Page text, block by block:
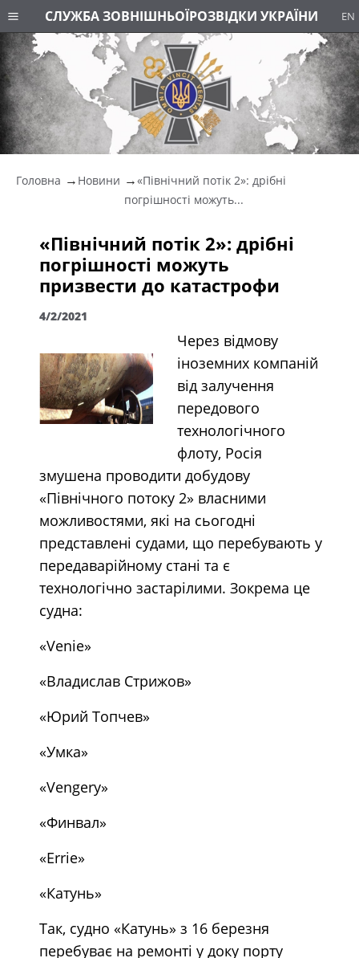
СЛУЖБА ЗОВНІШНЬОЇРОЗВІДКИ УКРАЇНИ EN
Головна Новини
«Північний потік 2»: дрібні
погрішності можуть...
«Північний потік 2»: дрібні
погрішності можуть
призвести до катастрофи
4/2/2021
Через відмову
іноземних компаній
від залучення
передового
технологічного
флоту, Росія
змушена проводити добудову
«Північного потоку 2» власними
можливостями, які на сьогодні
представлені судами, що перебувають у
передаварійному стані та є
технологічно застарілими. Зокрема це
судна:
«Venie»
«Владислав Стрижов»
«Юрий Топчев»
«Умка»
«Vengery»
«Финвал»
«Errie»
«Катунь»
Так, судно «Катунь» з 16 березня
перебуває на ремонті у доку порту